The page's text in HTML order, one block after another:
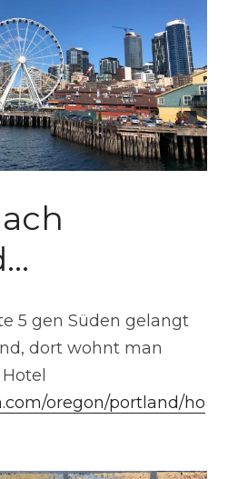
5 gen Süden gelangt
dort wohnt man
oregon/portland/ho